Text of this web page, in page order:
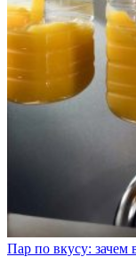
Пар по вкусу: зачем